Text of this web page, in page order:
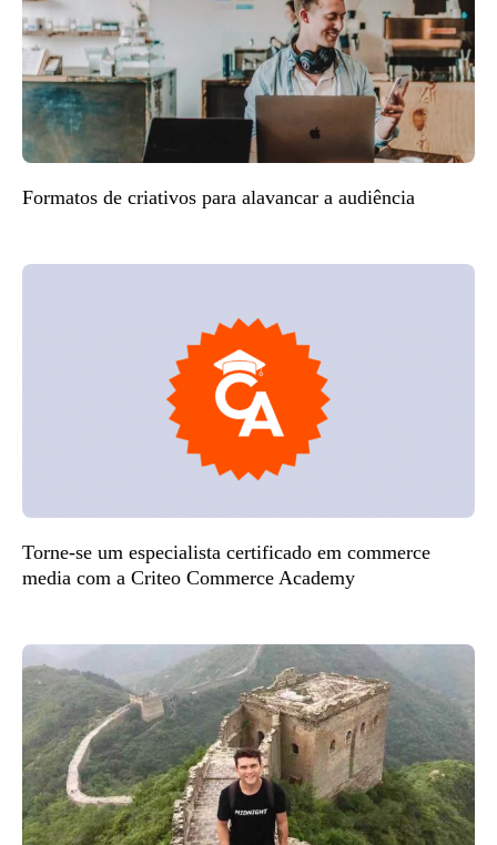
Formatos de criativos para alavancar a audiência
Torne-se um especialista certificado em commerce
media com a Criteo Commerce Academy